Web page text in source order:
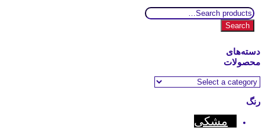
Search
for:
Search
دسته‌های
محصولات
رنگ
مشکی